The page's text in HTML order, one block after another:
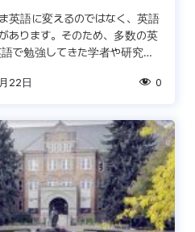
英語に変えるのではなく、英語
あります。そのため、多数の英
で勉強してきた学者や研究者
22日 0